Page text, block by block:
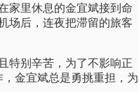
家里休息的金宜斌接到命
场后，连夜把滞留的旅客
特别辛苦，为了不影响正
金宜斌总是勇挑重担，为